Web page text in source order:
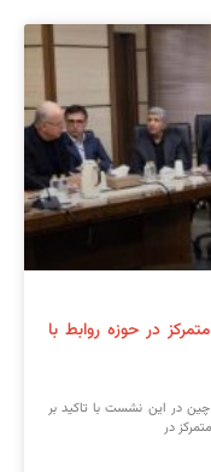
در حوزه روابط با
در این نشست با تاکید بر
در